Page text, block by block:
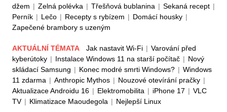
džem | Zelná polévka | Třešňová bublanina | Sekaná recept |
Perník | Lečo | Recepty s rybízem | Domácí housky |
Zapečené brambory s uzeným
AKTUÁLNÍ TÉMATA Jak nastavit Wi-Fi | Varování před
kyberútoky | Instalace Windows 11 na starší počítač | Nový
skládací Samsung | Konec modré smrti Windows? | Windows
11 zdarma | Anthropic Mythos | Nouzové otevírání pračky |
Aktualizace Androidu 16 | Elektromobilita | iPhone 17 | VLC
TV | Klimatizace Maoudegola | Nejlepší Linux